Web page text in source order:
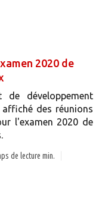
2020 de
de développement
affiché des réunions
l'examen 2020 de
de lecture min.